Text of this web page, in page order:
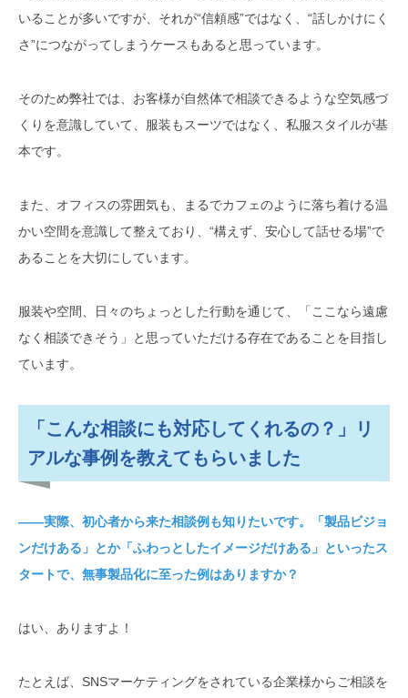
いることが多いですが、それが“信頼感”ではなく、“話しかけにく
さ”につながってしまうケースもあると思っています。
そのため弊社では、お客様が自然体で相談できるような空気感づ
くりを意識していて、服装もスーツではなく、私服スタイルが基
本です。
また、オフィスの雰囲気も、まるでカフェのように落ち着ける温
かい空間を意識して整えており、“構えず、安心して話せる場”で
あることを大切にしています。
服装や空間、日々のちょっとした行動を通じて、「ここなら遠慮
なく相談できそう」と思っていただける存在であることを目指し
ています。
「こんな相談にも対応してくれるの？」リ
アルな事例を教えてもらいました
――実際、初心者から来た相談例も知りたいです。「製品ビジョ
ンだけある」とか「ふわっとしたイメージだけある」といったス
タートで、無事製品化に至った例はありますか？
はい、ありますよ！
たとえば、SNSマーケティングをされている企業様からご相談を